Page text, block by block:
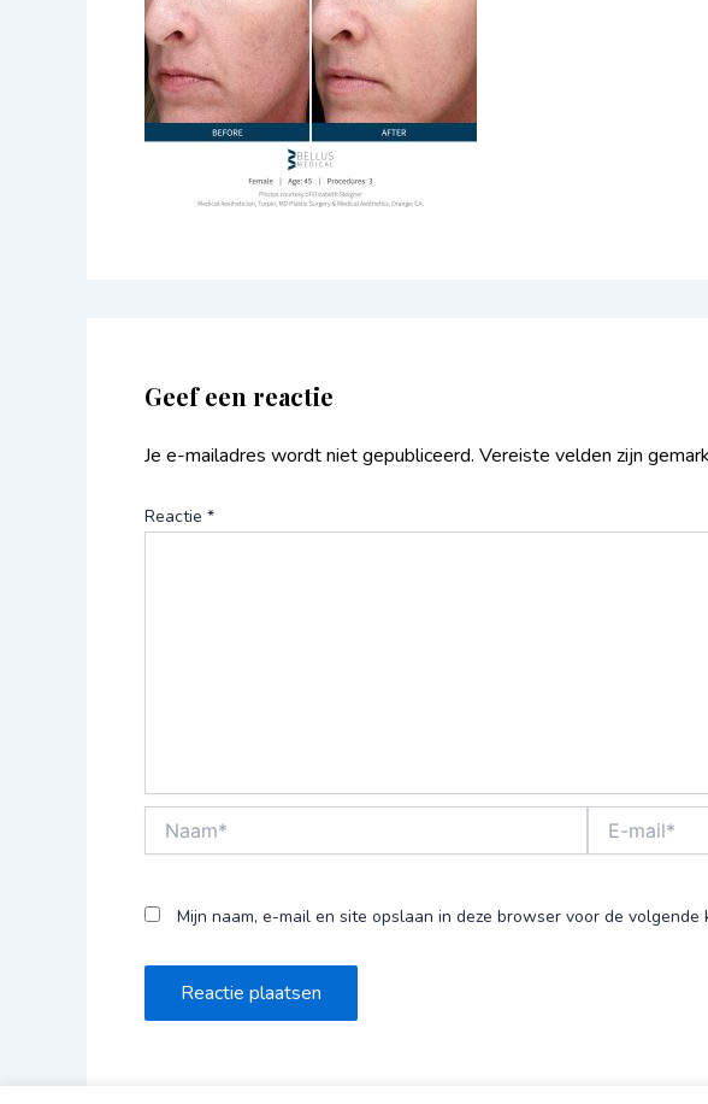
Geef een reactie
Je e-mailadres wordt niet gepubliceerd. Vereiste velden zijn
Reactie *
mail*
Mijn naam, e-mail en site opslaan in deze browser voor de